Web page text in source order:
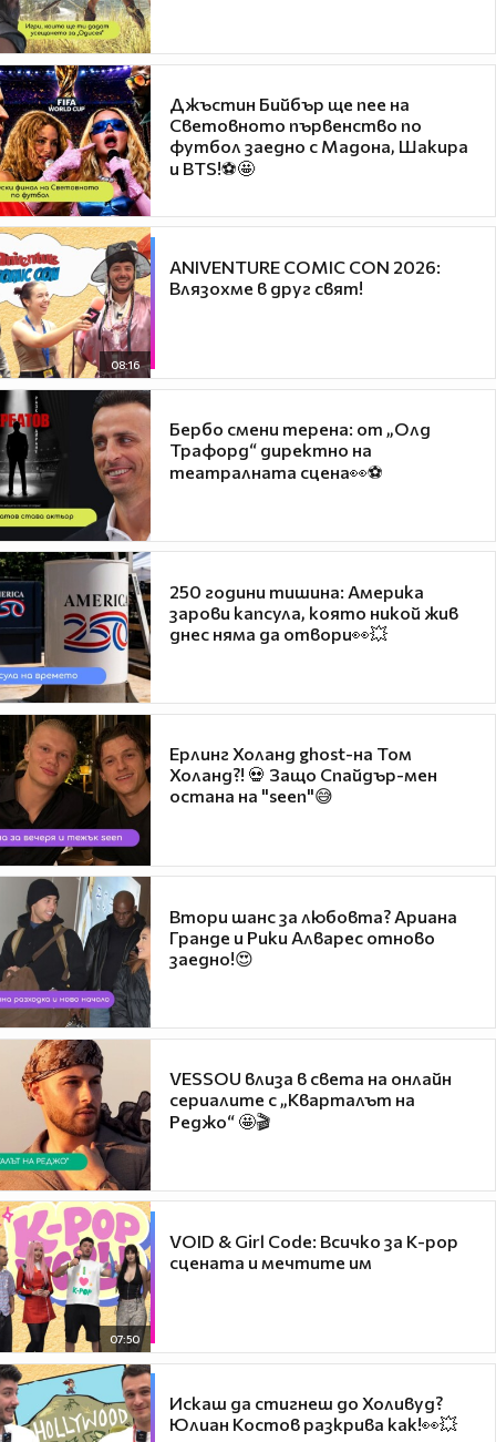
Джъстин Бийбър ще пее на
Световното първенство по
футбол заедно с Мадона, Шакира
и BTS!⚽🤩
08:16
ANIVENTURE COMIC CON 2026:
Влязохме в друг свят!
Бербо смени терена: от „Олд
Трафорд“ директно на
театралната сцена👀⚽
250 години тишина: Америка
зарови капсула, която никой жив
днес няма да отвори👀💥
Ерлинг Холанд ghost-на Том
Холанд?! 💀 Защо Спайдър-мен
остана на "seen"😅
Втори шанс за любовта? Ариана
Гранде и Рики Алварес отново
заедно!😍
VESSOU влиза в света на онлайн
сериалите с „Кварталът на
Реджо“ 🤩🎬
07:50
VOID & Girl Code: Всичко за K-pop
сцената и мечтите им
Искаш да стигнеш до Холивуд?
Юлиан Костов разкрива как!👀💥